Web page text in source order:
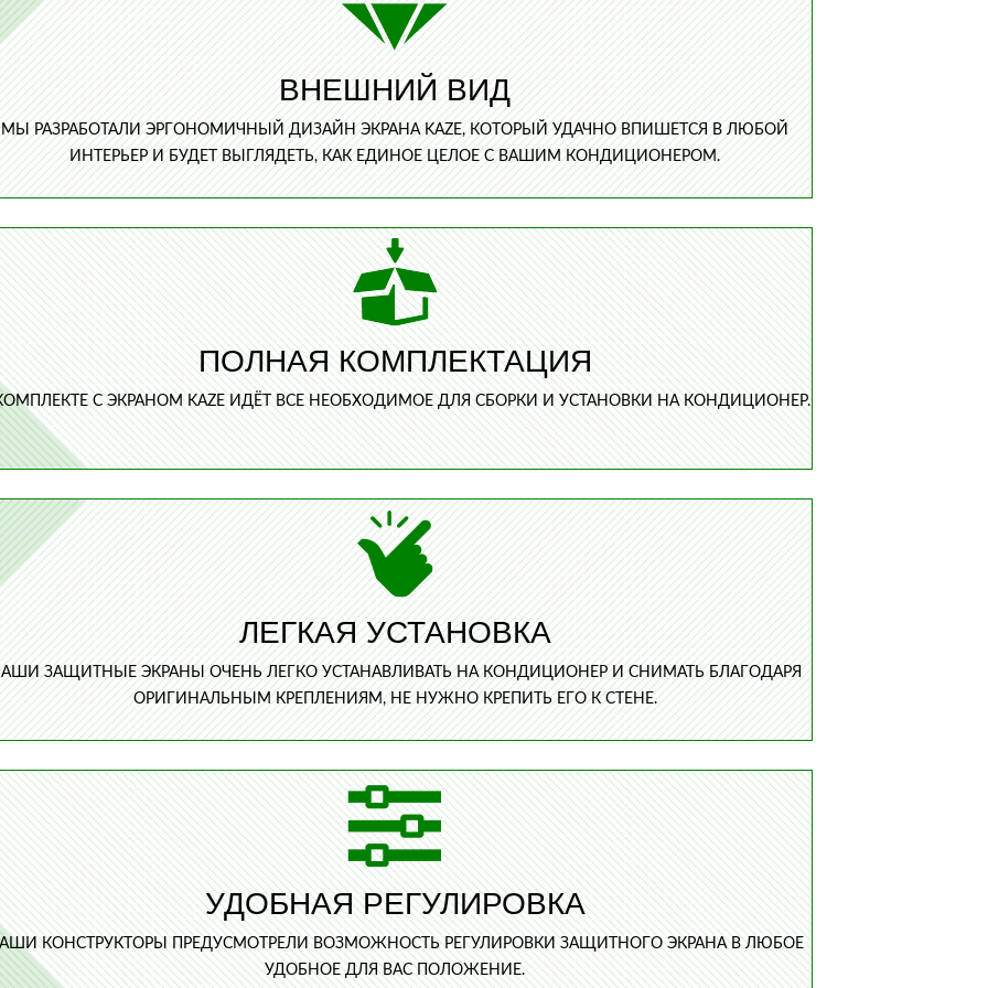
ВНЕШНИЙ ВИД
МЫ РАЗРАБОТАЛИ ЭРГОНОМИЧНЫЙ ДИЗАЙН ЭКРАНА KAZE, КОТОРЫЙ УДАЧНО ВПИШЕТСЯ В ЛЮБОЙ
ИНТЕРЬЕР И БУДЕТ ВЫГЛЯДЕТЬ, КАК ЕДИНОЕ ЦЕЛОЕ С ВАШИМ КОНДИЦИОНЕРОМ.
ПОЛНАЯ КОМПЛЕКТАЦИЯ
С ЭКРАНОМ KAZE ИДЁТ ВСЕ НЕОБХОДИМОЕ ДЛЯ СБОРКИ И УСТАНОВКИ НА КОНДИЦИОНЕР.
ЛЕГКАЯ УСТАНОВКА
ЗАЩИТНЫЕ ЭКРАНЫ ОЧЕНЬ ЛЕГКО УСТАНАВЛИВАТЬ НА КОНДИЦИОНЕР И СНИМАТЬ БЛАГОДАРЯ
ОРИГИНАЛЬНЫМ КРЕПЛЕНИЯМ, НЕ НУЖНО КРЕПИТЬ ЕГО К СТЕНЕ.
УДОБНАЯ РЕГУЛИРОВКА
КОНСТРУКТОРЫ ПРЕДУСМОТРЕЛИ ВОЗМОЖНОСТЬ РЕГУЛИРОВКИ ЗАЩИТНОГО ЭКРАНА В ЛЮБОЕ
УДОБНОЕ ДЛЯ ВАС ПОЛОЖЕНИЕ.